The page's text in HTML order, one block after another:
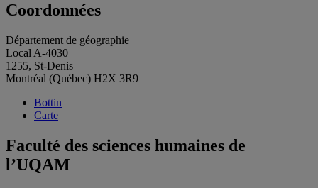
Coordonnées
Département de géographie
Local A-4030
1255, St-Denis
Montréal (Québec) H2X 3R9
Bottin
Carte
Faculté des sciences humaines de
l’UQAM